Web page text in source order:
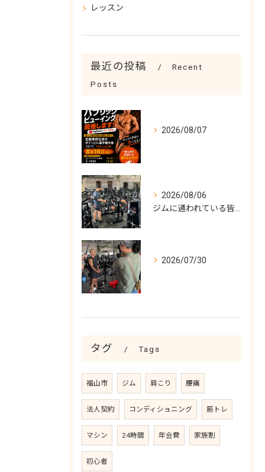
レッスン
最近の投稿
Recent
Posts
2026/08/07
2026/08/06
2026/07/30
タグ Tags
福山市 ジム 肩こり 腰痛
法人契約 コンディショニング 筋トレ
マシン 24時間 年会費 家族割
初心者